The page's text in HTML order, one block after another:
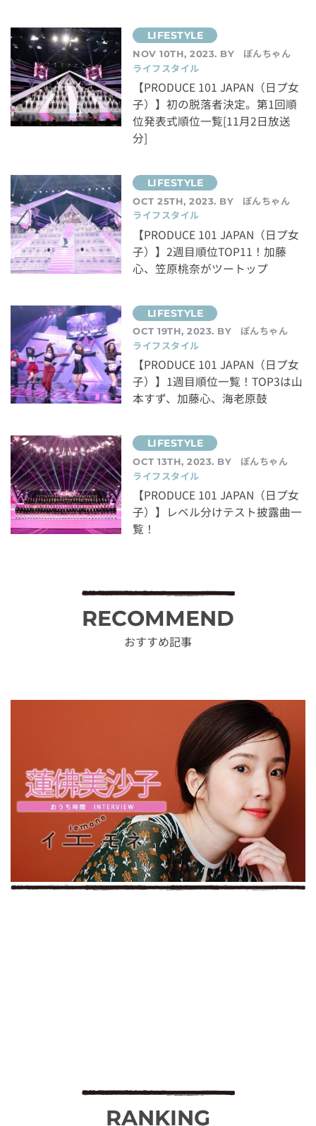
NOV 10TH, 2023. BY
ぽんちゃん
ライフスタイル
【PRODUCE 101 JAPAN（日プ女
子）】初の脱落者決定。第1回順
位発表式順位一覧[11月2日放送
分]
OCT 25TH, 2023. BY
ぽんちゃん
ライフスタイル
【PRODUCE 101 JAPAN（日プ女
子）】2週目順位TOP11！加藤
心、笠原桃奈がツートップ
OCT 19TH, 2023. BY
ぽんちゃん
ライフスタイル
【PRODUCE 101 JAPAN（日プ女
子）】1週目順位一覧！TOP3は山
本すず、加藤心、海老原鼓
OCT 13TH, 2023. BY
ぽんちゃん
ライフスタイル
【PRODUCE 101 JAPAN（日プ女
子）】レベル分けテスト披露曲一
覧！
RECOMMEND
おすすめ記事
RANKING